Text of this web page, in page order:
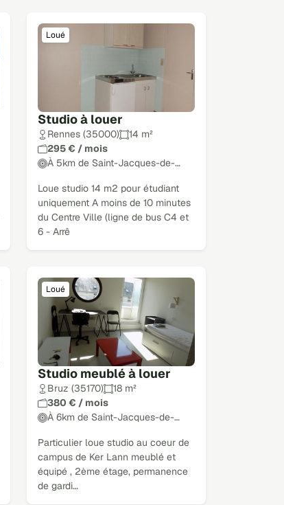
Studio à louer
Loué
Rennes (35000)
14 m²
295 € / mois
À 5km de Saint-Jacques-de-…
Loue studio 14 m2 pour étudiant
uniquement A moins de 10 minutes
du Centre Ville (ligne de bus C4 et
6 - Arrê
Studio meublé à louer
Loué
Bruz (35170)
18 m²
380 € / mois
À 6km de Saint-Jacques-de-…
Particulier loue studio au coeur de
campus de Ker Lann meublé et
équipé , 2ème étage, permanence
de gardi…